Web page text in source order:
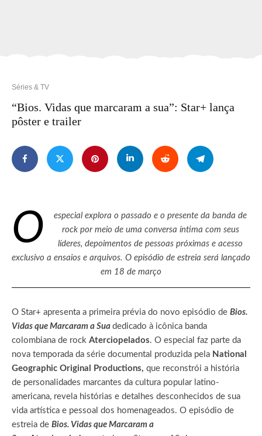
Séries & TV
“Bios. Vidas que marcaram a sua”: Star+ lança
pôster e trailer
O
especial explora o passado e o presente da banda de
rock por meio de uma conversa íntima com seus
líderes, depoimentos de pessoas próximas e acesso
exclusivo a ensaios e arquivos. O episódio de estreia será lançado
em 18 de março
O Star+ apresenta a primeira prévia do novo episódio de Bios.
Vidas que Marcaram a Sua dedicado à icônica banda
colombiana de rock Aterciopelados. O especial faz parte da
nova temporada da série documental produzida pela National
Geographic Original Productions, que reconstrói a história
de personalidades marcantes da cultura popular latino-
americana, revela histórias e detalhes desconhecidos de sua
vida artística e pessoal dos homenageados. O episódio de
estreia de Bios. Vidas que Marcaram a